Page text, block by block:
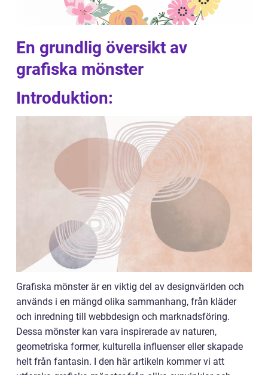
En grundlig översikt av
grafiska mönster
Introduktion:
Grafiska mönster är en viktig del av designvärlden och
används i en mängd olika sammanhang, från kläder
och inredning till webbdesign och marknadsföring.
Dessa mönster kan vara inspirerade av naturen,
geometriska former, kulturella influenser eller skapade
helt från fantasin. I den här artikeln kommer vi att